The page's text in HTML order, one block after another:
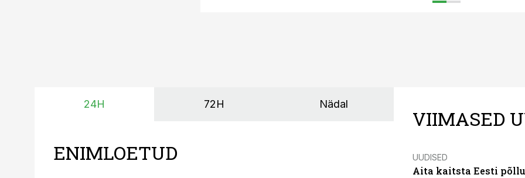
24H 72H Nädal
ENIMLOETUD
VIIMASED
UUDISED
Aita kaitsta Eesti